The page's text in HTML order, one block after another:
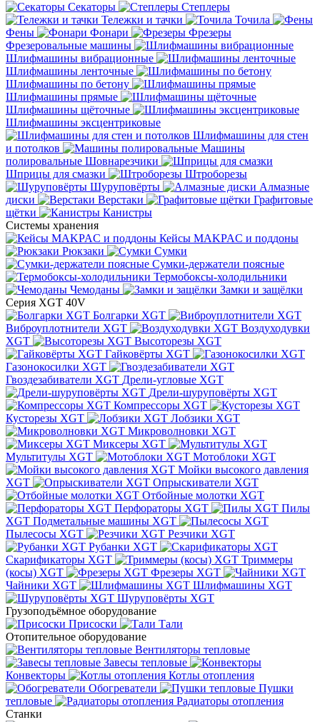
Секаторы
Степлеры
Тележки и тачки
Точила
Фены
Фонари
Фрезеры
Фрезеровальные машины
Шлифмашины вибрационные
Шлифмашины ленточные
Шлифмашины по бетону
Шлифмашины прямые
Шлифмашины щёточные
Шлифмашины эксцентриковые
Шлифмашины для стен
и потолков
Машины
полировальные Шовнарезчики
Шприцы для смазки
Штроборезы
Шуруповёрты
Алмазные
диски
Верстаки
Графитовые
щётки
Канистры
Системы хранения
Кейсы MAKPAC и поддоны
Рюкзаки
Сумки
Сумки-держатели поясные
Термобоксы-холодильники
Чемоданы
Замки и защёлки
Серия XGT 40V
Болгарки XGT
Виброуплотнители XGT
Воздуходувки
XGT
Высоторезы XGT
Гайковёрты XGT
Газонокосилки XGT
Гвоздезабиватели XGT Дрели-угловые XGT
Дрели-шуруповёрты XGT
Компрессоры XGT
Кусторезы XGT
Лобзики XGT
Микроволновки XGT
Миксеры XGT
Мультитулы XGT
Мотоблоки XGT
Мойки высокого давления
XGT
Опрыскиватели XGT
Отбойные молотки XGT
Перфораторы XGT
Пилы
XGT Подметальные машины XGT
Пылесосы XGT
Резчики XGT
Рубанки XGT
Скарификаторы XGT
Триммеры
(косы) XGT
Фрезеры XGT
Чайники XGT
Шлифмашины XGT
Шуруповёрты XGT
Грузоподъёмное оборудование
Присоски
Тали
Отопительное оборудование
Вентиляторы тепловые
Завесы тепловые
Конвекторы
Котлы отопления
Обогреватели
Пушки
тепловые
Радиаторы отопления
Станки